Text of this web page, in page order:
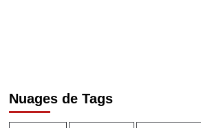
Nuages de Tags